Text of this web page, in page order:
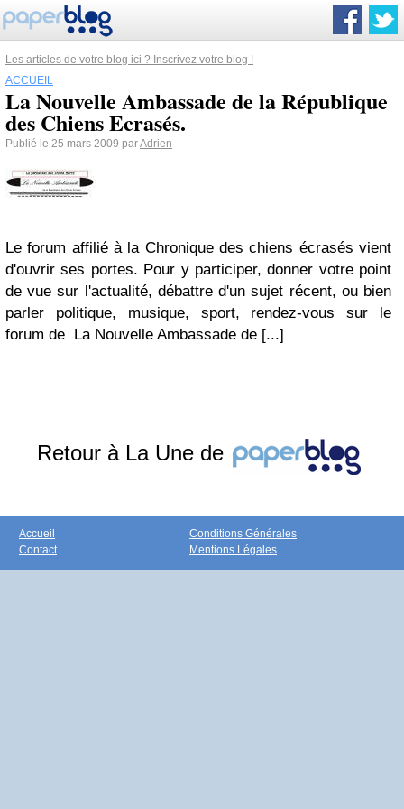
Les articles de votre blog ici ? Inscrivez votre blog !
ACCUEIL
La Nouvelle Ambassade de la République
des Chiens Ecrasés.
Publié le 25 mars 2009 parAdrien
Le forum affilié à la Chronique des chiens écrasés vient
d'ouvrir ses portes. Pour y participer, donner votre point
de vue sur l'actualité, débattre d'un sujet récent, ou bien
parler politique, musique, sport, rendez-vous sur le
forum de La Nouvelle Ambassade de [...]
Retour à La Une de
Accueil
Contact
Conditions Générales
Mentions Légales